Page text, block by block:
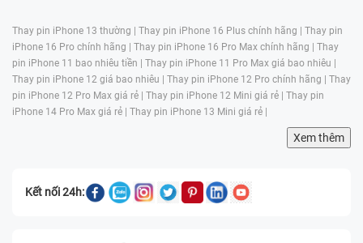
5% hoặc 10% thì tự động tắt nguồn nhưng mà mở
lên lại thì báo pin đầy. Pin hiện đầy 100%, nhưng
mà dùng được tầm 5 phút thì chỉ còn 40%. Pin đang
ở một mức nào đó nhưng dùng hoài pin mà không
giảm, hoặc nhanh hết pin sau khi sạc đầy, đó có thể
là một dấu hiệu rõ ràng rằng pin đang bị hỏng.
sạc, điều này có thể là dấu hiệu của việc pin có vấn
Thay pin iPhone 13 thường | Thay pin iPhone 16 Plus chính hãng | Thay pin
iPhone 16 Pro chính hãng | Thay pin iPhone 16 Pro Max chính hãng | Thay
pin iPhone 11 bao nhiêu tiền | Thay pin iPhone 11 Pro Max giá bao nhiêu |
Thay pin iPhone 12 giá bao nhiêu | Thay pin iPhone 12 Pro chính hãng | Thay
pin iPhone 12 Pro Max giá rẻ | Thay pin iPhone 12 Mini giá rẻ | Thay pin
iPhone 14 Pro Max giá rẻ | Thay pin iPhone 13 Mini giá rẻ |
Xem thêm
Kết nối 24h: